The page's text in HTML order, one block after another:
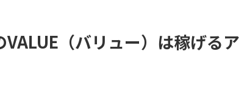
（バリュー）は稼げるア